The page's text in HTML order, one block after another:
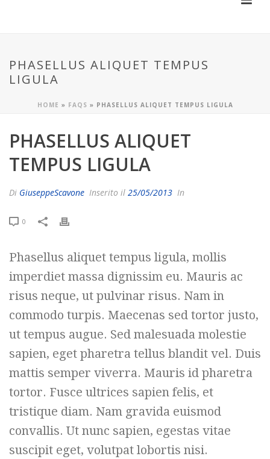
PHASELLUS ALIQUET TEMPUS
LIGULA
HOME » FAQS » PHASELLUS ALIQUET TEMPUS LIGULA
PHASELLUS ALIQUET
TEMPUS LIGULA
Di GiuseppeScavone Inserito il 25/05/2013 In
0
Phasellus aliquet tempus ligula, mollis
imperdiet massa dignissim eu. Mauris ac
risus neque, ut pulvinar risus. Nam in
commodo turpis. Maecenas sed tortor justo,
ut tempus augue. Sed malesuada molestie
sapien, eget pharetra tellus blandit vel. Duis
mattis semper viverra. Mauris id pharetra
tortor. Fusce ultrices sapien felis, et
tristique diam. Nam gravida euismod
convallis. Ut nunc sapien, egestas vitae
suscipit eget, volutpat lobortis nisi.